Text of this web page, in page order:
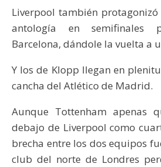
Liverpool también
antología en semifinales
Barcelona, dándole la vuelta a
Y los de Klopp llegan en
cancha del Atlético de Madrid.
Aunque Tottenham apenas
debajo de Liverpool como
brecha entre los dos equipos
club del norte de Londres